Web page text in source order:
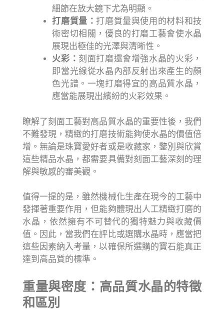
細節在放大鏡下尤為明顯。
打磨質量：打磨質量與使用的材料和技
術密切相關，優良的打磨工藝會使水晶
展現出極佳的光澤與清晰性。
火彩： 刻面打磨還會增強水晶的火彩，
即當光線從水晶內部反射出來產生的顏
色光譜。一塊打磨得宜的高品質水晶，
應當能展現出繽紛的火彩效果。
瞭解了刻面工藝對高品質水晶的重要性後，我們
不難發現，精緻的打磨技術能夠使水晶的價值倍
增。無論是珠寶愛好者或是收藏家，鑒別與欣賞
這些精品水晶，都需要具備對刻面工藝深刻的理
解與敏感的審美觀。
值得一提的是，雖然機械化生產在現今的工藝中
發揮著重要作用，但能夠體現出人工精緻打磨的
水晶，依然擁有不可替代的獨特魅力與收藏價
值。因此，當我們在評比或選購水晶時，應當把
這些因素納入考量，以確保所選購的寶石能真正
達到高品質的標準。
重量與密度：高品質水晶的特徵
和區別